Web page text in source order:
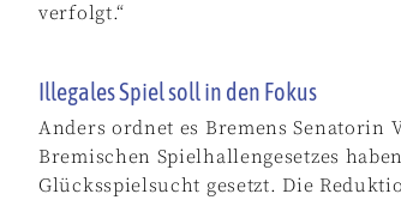
verfolgt.“
Illegales Spiel soll in den Fokus
Anders ordnet es Bremens Senatorin
Bremischen Spielhallengesetzes
Glücksspielsucht gesetzt. Die